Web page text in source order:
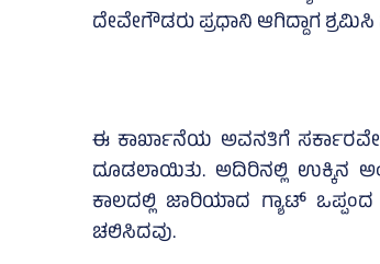
ದೇವೇಗೌಡರು ಪ್ರಧಾನಿ ಆಗಿದ್ದಾಗ
ಈ ಕಾರ್ಖಾನೆಯ ಅವನತಿಗೆ ಸರ್ಕಾರವೇ
ದೂಡಲಾಯಿತು. ಅದಿರಿನಲ್ಲಿ ಉಕ್ಕಿನ
ಕಾಲದಲ್ಲಿ ಜಾರಿಯಾದ ಗ್ಯಾಟ್
ಚಲಿಸಿದವು.